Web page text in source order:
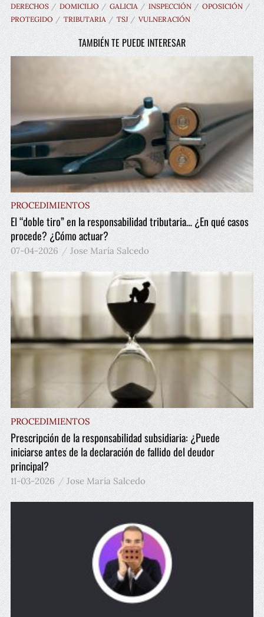
DERECHOS DOMICILIO GALICIA INSPECCIÓN
OPOSICIÓN
PROTEGIDO
TRIBUTARIA TSJ VULNERACIÓN
TAMBIÉN TE PUEDE INTERESAR
PROCEDIMIENTOS
El “doble tiro” en la responsabilidad tributaria… ¿En qué casos
procede? ¿Cómo actuar?
07-04-2026 Jose María Salcedo
PROCEDIMIENTOS
Prescripción de la responsabilidad subsidiaria: ¿Puede
iniciarse antes de la declaración de fallido del deudor
principal?
11-03-2026 Jose María Salcedo